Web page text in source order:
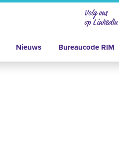
Volg ons
op LinkedIn
Nieuws Bureaucode RIM